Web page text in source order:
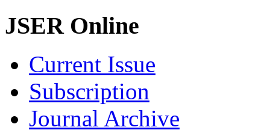
JSER Online
Current Issue
Subscription
Journal Archive